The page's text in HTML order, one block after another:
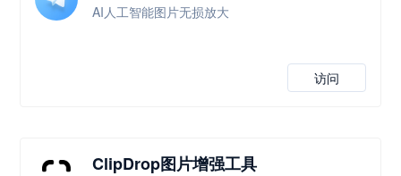
AI人工智能图片无损放大
访问
ClipDrop图片增强工具